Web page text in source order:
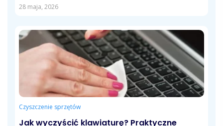
krojenia, fug,...
28 maja, 2026
Czyszczenie sprzętów
Jak wyczyścić klawiaturę? Praktyczne